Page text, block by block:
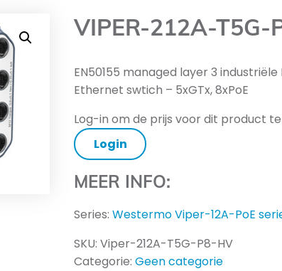
VIPER-212A-T5G-
EN50155 managed layer 3
Ethernet swtich – 5xGTx, 8xPoE
Log-in om de prijs voor dit product te
Login
MEER INFO:
Series:Westermo Viper-12A-PoE
SKU:Viper-212A-T5G-P8-HV
Categorie:Geen categorie